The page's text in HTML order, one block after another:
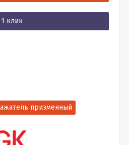
клик
призменный